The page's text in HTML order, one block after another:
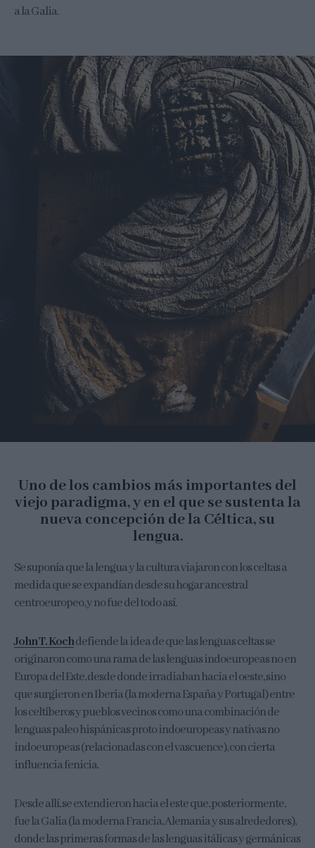
a la Galia.
Uno de los cambios más importantes del
viejo paradigma, y en el que se sustenta la
nueva concepción de la Céltica, su
lengua.
Se suponía que la lengua y la cultura viajaron con los celtas a
medida que se expandían desde su hogar ancestral
centroeuropeo, y no fue del todo así.
John T. Kochdefiende la idea de que las lenguas celtas se
originaron como una rama de las lenguas indoeuropeas no en
Europa del Este, desde donde irradiaban hacia el oeste, sino
que surgieron en Iberia (la moderna España y Portugal) entre
los celtíberos y pueblos vecinos como una combinación de
lenguas paleo hispánicas proto indoeuropeas y nativas no
indoeuropeas (relacionadas con el vascuence), con cierta
influencia fenicia.
Desde allí, se extendieron hacia el este que, posteriormente,
fue la Galia (la moderna Francia, Alemania y sus alrededores),
donde las primeras formas de las lenguas itálicas y germánicas